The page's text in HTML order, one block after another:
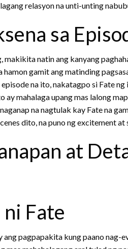
relasyon na unti-unting
sa
makikita natin ang kanyang
hamon gamit ang matinding
episode na ito, nakatagpo si Fate
ay mahalaga upang mas lalong
na nagtulak kay Fate na
dito, na puno ng excitement at
at
ni Fate
pagpapakita kung paano nag-